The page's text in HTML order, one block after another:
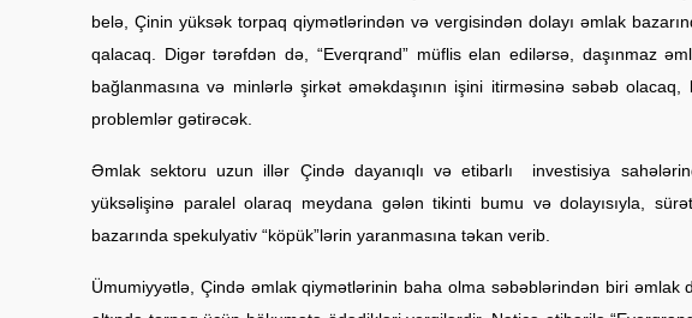
belə, Çinin yüksək torpaq qiymətlərindən və vergisindən dolayı əmlak
qalacaq. Digər tərəfdən də, “Everqrand” müflis elan edilərsə, daşınmaz
bağlanmasına və minlərlə şirkət əməkdaşının işini itirməsinə səbəb
problemlər gətirəcək.
Əmlak sektoru uzun illər Çində dayanıqlı və etibarlı investisiya
yüksəlişinə paralel olaraq meydana gələn tikinti bumu və dolayısıyla,
bazarında spekulyativ “köpük”lərin yaranmasına təkan verib.
Ümumiyyətlə, Çində əmlak qiymətlərinin baha olma səbəblərindən biri əmlak